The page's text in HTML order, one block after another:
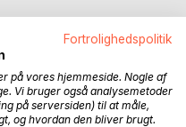
Fortrolighedspolitik
på vores hjemmeside. Nogle af
Vi bruger også analysemetoder
på serversiden) til at måle,
og hvordan den bliver brugt.